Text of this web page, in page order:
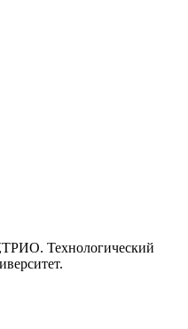
Технологический